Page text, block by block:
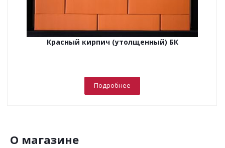
Красный кирпич (утолщенный) БК
Подробнее
О магазине